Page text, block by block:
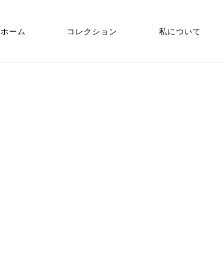
ホーム コレクション 私について